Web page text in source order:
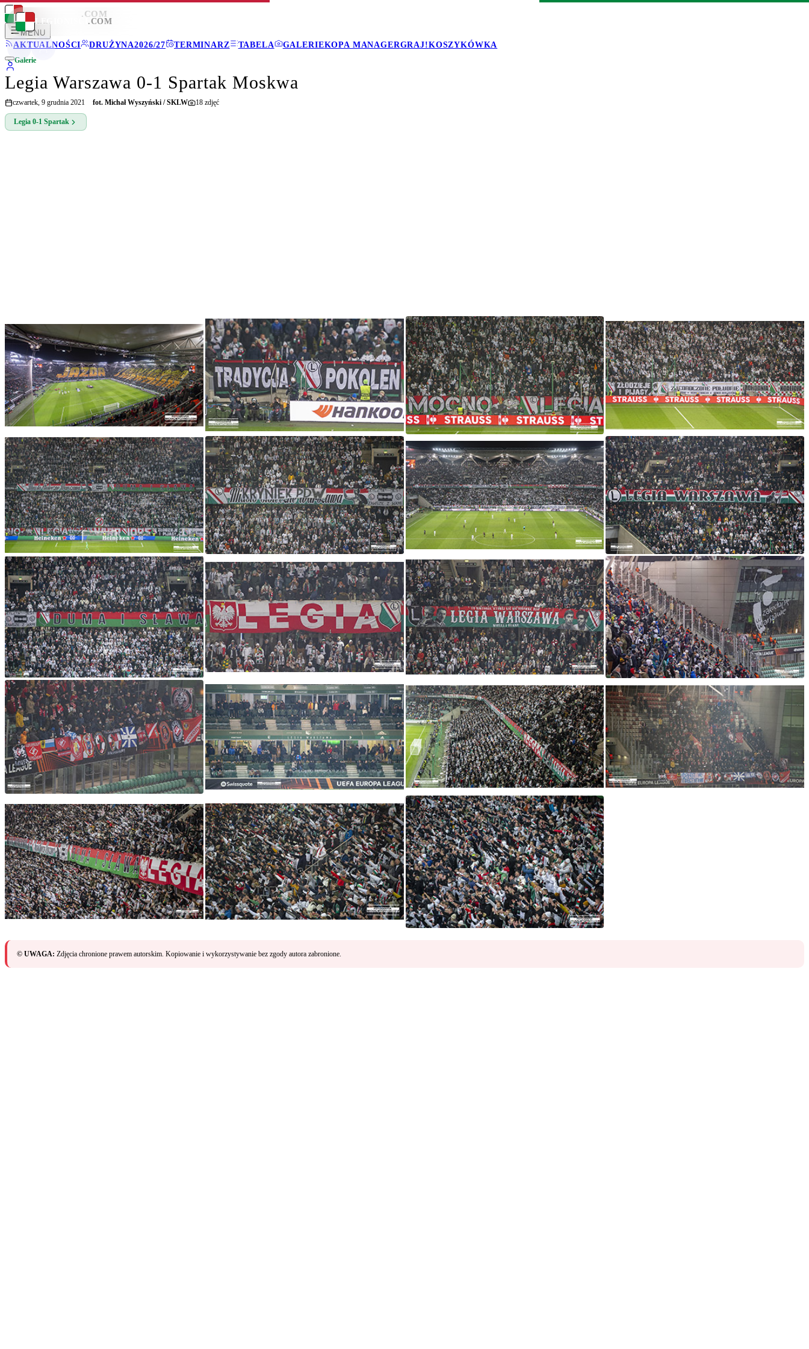
LEGIONISCI .COM
MENU
AKTUALNOŚCI
DRUŻYNA2026/27 TERMINARZ TABELA GALERIEKOPA MANAGERGRAJ!KOSZYKÓWKA
LEGIONISCI .COM
Galerie
Legia Warszawa 0-1 Spartak Moskwa
czwartek, 9 grudnia 2021 fot. Michał Wyszyński / SKLW 18 zdjęć
Legia 0-1 Spartak
© UWAGA: Zdjęcia chronione prawem autorskim. Kopiowanie i wykorzystywanie bez zgody autora zabronione.